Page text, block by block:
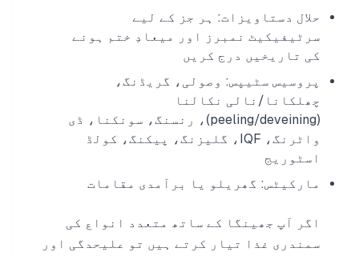
حلال دستاویزات: ہر جز کے لیے
سرٹیفیکیٹ نمبرز اور میعادِ ختم ہونے
کی تاریخیں درج کریں
پروسیس سٹیپس: وصولی، گریڈنگ،
چھلکانا/نالی نکالنا
(peeling/deveining)، رنسنگ، سونکنا، ڈی
واٹرنگ، IQF، گلیزنگ، پیکنگ، کولڈ
اسٹوریج
مارکیٹس: گھریلو یا برآمدی مقامات
اگر آپ جھینگا کے ساتھ متعدد انواع کی
سمندری غذا تیار کرتے ہیں تو علیحدگی اور